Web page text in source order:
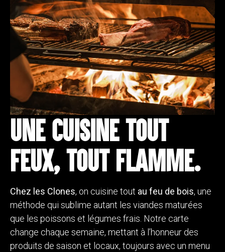
Une cuisine tout
feux, tout flamme.
Chez les Clones, on cuisine tout au feu de bois, une
méthode qui sublime autant les viandes maturées
que les poissons et légumes frais. Notre carte
change chaque semaine, mettant à l’honneur des
produits de saison et locaux, toujours avec un menu